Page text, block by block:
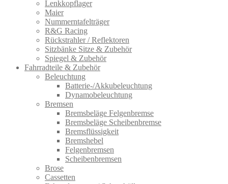
Lenkkopflager
Maier
Nummerntafelträger
R&G Racing
Rückstrahler / Reflektoren
Sitzbänke Sitze & Zubehör
Spiegel & Zubehör
Fahrradteile & Zubehör
Beleuchtung
Batterie-/Akkubeleuchtung
Dynamobeleuchtung
Bremsen
Bremsbeläge Felgenbremse
Bremsbeläge Scheibenbremse
Bremsflüssigkeit
Bremshebel
Felgenbremsen
Scheibenbremsen
Brose
Cassetten